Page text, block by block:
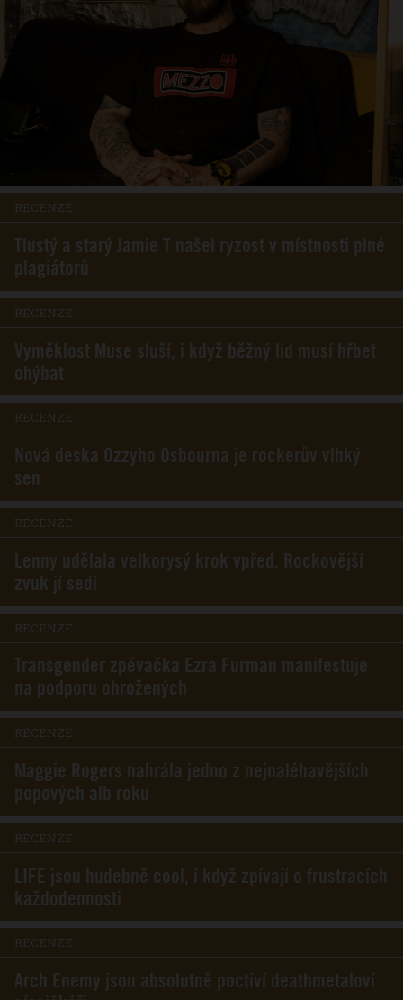
RECENZE
Tlustý a starý Jamie T našel ryzost v místnosti plné
plagiátorů
RECENZE
Vyměklost Muse sluší, i když běžný lid musí hřbet
ohýbat
RECENZE
Nová deska Ozzyho Osbourna je rockerův vlhký
sen
RECENZE
Lenny udělala velkorysý krok vpřed. Rockovější
zvuk jí sedí
RECENZE
Transgender zpěvačka Ezra Furman manifestuje
na podporu ohrožených
RECENZE
Maggie Rogers nahrála jedno z nejnaléhavějších
popových alb roku
RECENZE
LIFE jsou hudebně cool, i když zpívají o frustracích
každodennosti
RECENZE
Arch Enemy jsou absolutně poctiví deathmetaloví